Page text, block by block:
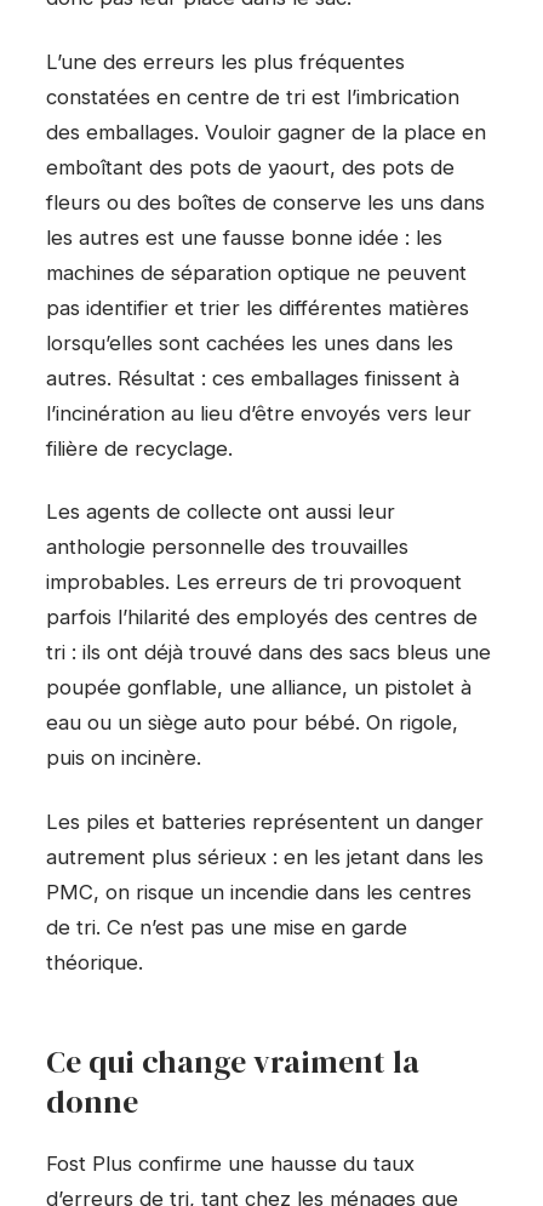
L’une des erreurs les plus fréquentes
constatées en centre de tri est l’imbrication
des emballages. Vouloir gagner de la place en
emboîtant des pots de yaourt, des pots de
fleurs ou des boîtes de conserve les uns dans
les autres est une fausse bonne idée : les
machines de séparation optique ne peuvent
pas identifier et trier les différentes matières
lorsqu’elles sont cachées les unes dans les
autres. Résultat : ces emballages finissent à
l’incinération au lieu d’être envoyés vers leur
filière de recyclage.
Les agents de collecte ont aussi leur
anthologie personnelle des trouvailles
improbables. Les erreurs de tri provoquent
parfois l’hilarité des employés des centres de
tri : ils ont déjà trouvé dans des sacs bleus une
poupée gonflable, une alliance, un pistolet à
eau ou un siège auto pour bébé. On rigole,
puis on incinère.
Les piles et batteries représentent un danger
autrement plus sérieux : en les jetant dans les
PMC, on risque un incendie dans les centres
de tri. Ce n’est pas une mise en garde
théorique.
Ce qui change vraiment la
donne
Fost Plus confirme une hausse du taux
d’erreurs de tri, tant chez les ménages que